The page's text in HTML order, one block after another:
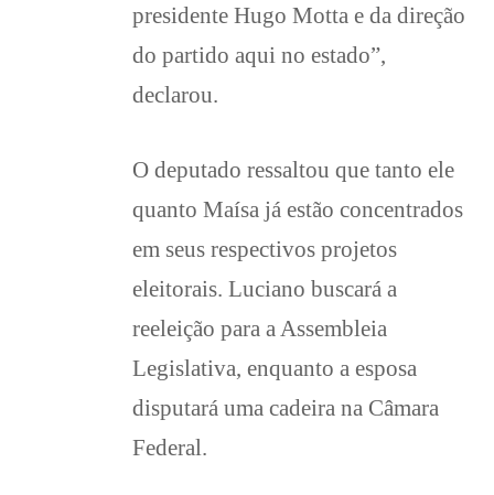
presidente Hugo Motta e da direção
do partido aqui no estado”,
declarou.
O deputado ressaltou que tanto ele
quanto Maísa já estão concentrados
em seus respectivos projetos
eleitorais. Luciano buscará a
reeleição para a Assembleia
Legislativa, enquanto a esposa
disputará uma cadeira na Câmara
Federal.